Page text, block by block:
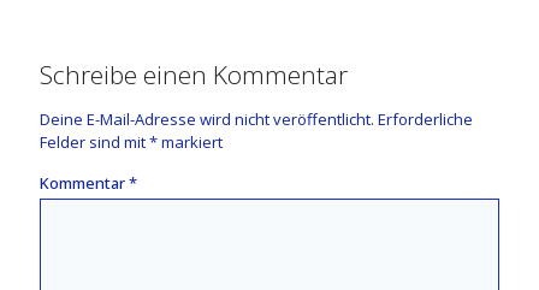
Schreibe einen Kommentar
Deine E-Mail-Adresse wird nicht veröffentlicht. Erforderliche
Felder sind mit*markiert
Kommentar*